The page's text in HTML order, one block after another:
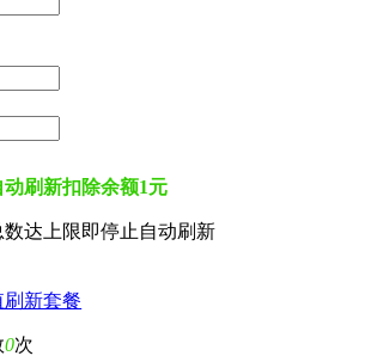
动刷新扣除余额1元
达上限即停止自动刷新
刷新套餐
0次